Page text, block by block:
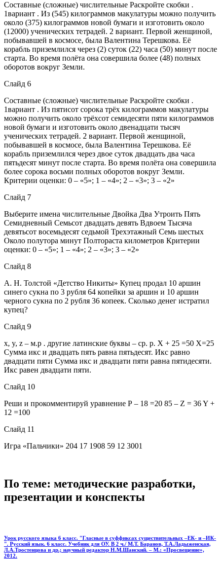
Составные (сложные) числительные Раскройте скобки .
1вариант . Из (545) килограммов макулатуры можно получить
около (375) килограммов новой бумаги и изготовить около
(12000) ученических тетрадей. 2 вариант. Первой женщиной,
побывавшей в космосе, была Валентина Терешкова. Её
корабль приземлился через (2) суток (22) часа (50) минут после
старта. Во время полёта она совершила более (48) полных
оборотов вокруг Земли.
Слайд 6
Составные (сложные) числительные Раскройте скобки .
1вариант . Из пятисот сорока трёх килограммов макулатуры
можно получить около трёхсот семидесяти пяти килограммов
новой бумаги и изготовить около двенадцати тысяч
ученических тетрадей. 2 вариант. Первой женщиной,
побывавшей в космосе, была Валентина Терешкова. Её
корабль приземлился через двое суток двадцать два часа
пятьдесят минут после старта. Во время полёта она совершила
более сорока восьми полных оборотов вокруг Земли.
Критерии оценки: 0 – «5»; 1 – «4»; 2 – «3»; 3 – «2»
Слайд 7
Выберите имена числительные Двойка Два Утроить Пять
Семидневный Семьсот двадцать девять Вдвоем Тысяча
девятьсот восемьдесят седьмой Трехэтажный Семь шестых
Около полутора минут Полтораста километров Критерии
оценки: 0 – «5»; 1 – «4»; 2 – «3»; 3 – «2»
Слайд 8
А. Н. Толстой «Детство Никиты» Купец продал 10 аршин
синего сукна по 3 рубля 64 копейки за аршин и 10 аршин
черного сукна по 2 рубля 36 копеек. Сколько денег истратил
купец?
Слайд 9
x, y, z – м.р . другие латинские буквы – ср. р. X + 25 =50 X=25
Сумма икс и двадцать пять равна пятьдесят. Икс равно
двадцати пяти Сумма икс и двадцати пяти равна пятидесяти.
Икс равен двадцати пяти.
Слайд 10
Реши и прокомментируй уравнение Р – 18 =20 85 – Z = 36 Y +
12 =100
Слайд 11
Игра «Пальчики» 204 17 1908 59 12 3001
По теме: методические разработки,
презентации и конспекты
Урок русского языка 6 класс. "Гласные в суффиксах существительных –ЕК- и –ИК-
". Русский язык. 6 класс. Учебник для ОУ. В 2 ч./ М.Т. Баранов, Т.А.Ладыженская,
Л.А.Тростенцова и др.; научный редактор Н.М.Шанский. – М.: «Просвещение»,
2012.